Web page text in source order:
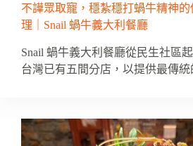
不譁眾取寵，穩紮穩打蝸牛精神
理｜Snail 蝸牛義大利餐廳
Snail 蝸牛義大利餐廳從民生社區
台灣已有五間分店，以提供最傳